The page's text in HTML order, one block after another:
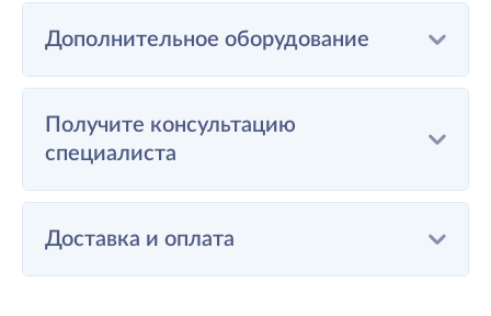
Дополнительное оборудование
Получите консультацию
специалиста
Доставка и оплата